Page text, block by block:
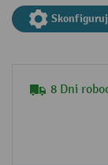
8 Dni